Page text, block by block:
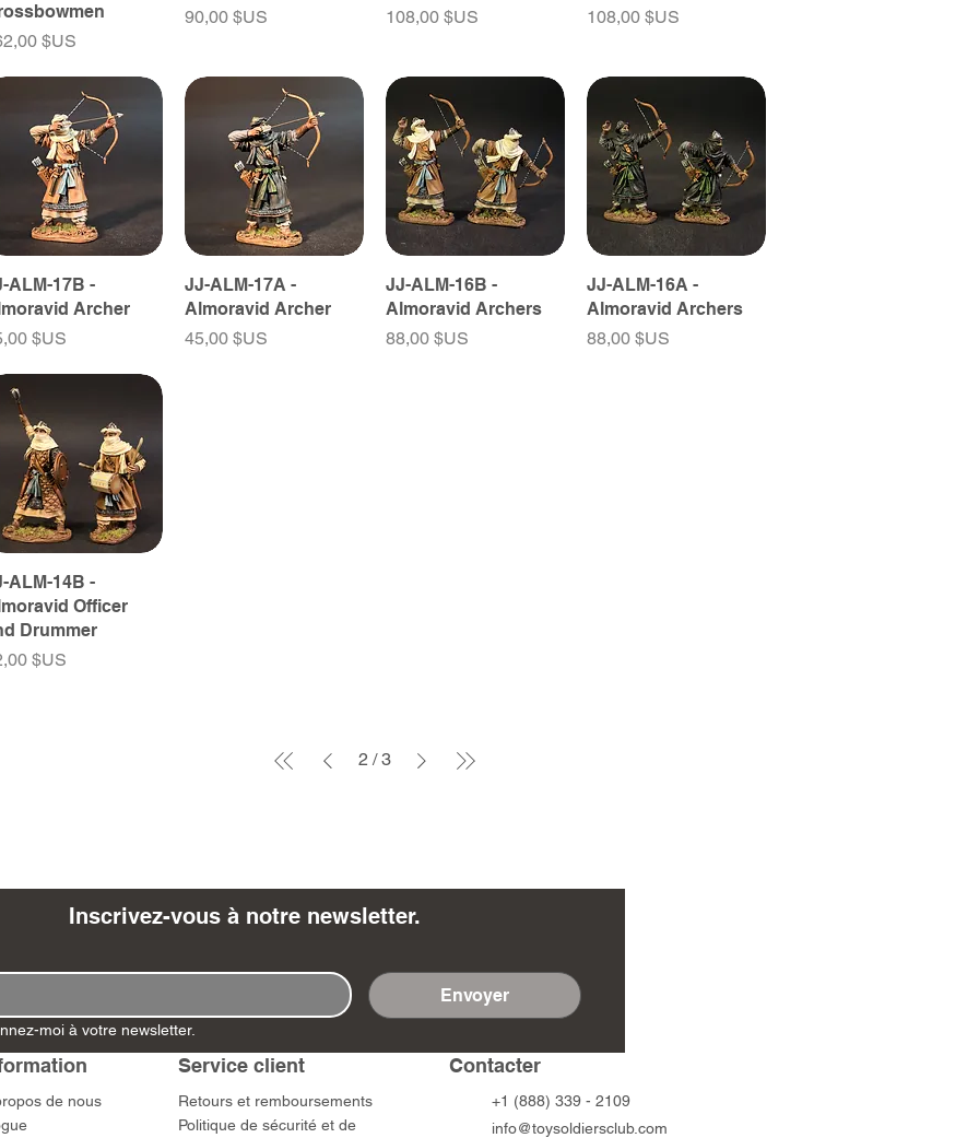
$US
Prix
90,00 $US
Prix
108,00 $US
Prix
108,00 $US
ALM-17B -
Archer
$US
JJ-ALM-17A -
Almoravid Archer
Prix
45,00 $US
JJ-ALM-16B -
Almoravid Archers
Prix
88,00 $US
JJ-ALM-16A -
Almoravid Archers
Prix
88,00 $US
ALM-14B -
Officer
Drummer
$US
2 / 3
Inscrivez-vous à notre newsletter.
Envoyer
moi à votre newsletter.
de nous
Service client
​Retours et remboursements
Politique de sécurité et de
​Contacter
+1 (888) 339 - 2109
info@toysoldiersclub.com